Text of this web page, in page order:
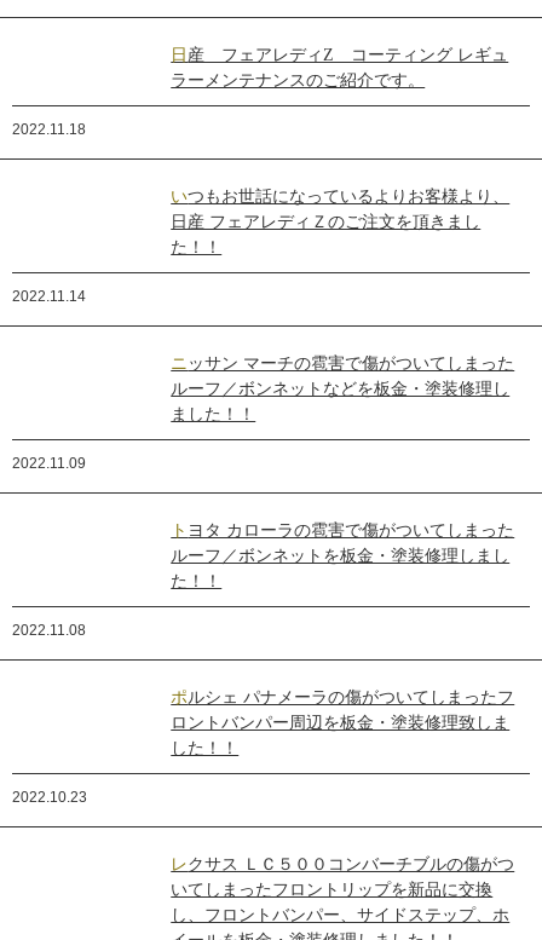
日産 フェアレディZ コーティング レギュ
ラーメンテナンスのご紹介です。
2022.11.18
いつもお世話になっているよりお客様より、
日産 フェアレディＺのご注文を頂きまし
た！！
2022.11.14
ニッサン マーチの雹害で傷がついてしまった
ルーフ／ボンネットなどを板金・塗装修理し
ました！！
2022.11.09
トヨタ カローラの雹害で傷がついてしまった
ルーフ／ボンネットを板金・塗装修理しまし
た！！
2022.11.08
ポルシェ パナメーラの傷がついてしまったフ
ロントバンパー周辺を板金・塗装修理致しま
した！！
2022.10.23
レクサス ＬＣ５００コンバーチブルの傷がつ
いてしまったフロントリップを新品に交換
し、フロントバンパー、サイドステップ、ホ